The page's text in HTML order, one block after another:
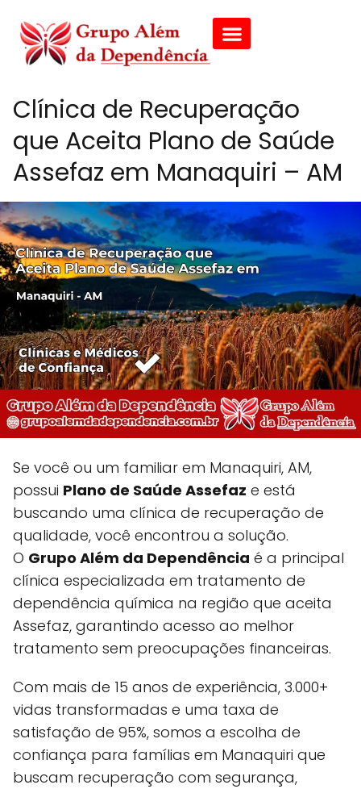
Clínica de Recuperação
que Aceita Plano de Saúde
Assefaz em Manaquiri – AM
Se você ou um familiar em Manaquiri, AM,
possui Plano de Saúde Assefaz e está
buscando uma clínica de recuperação de
qualidade, você encontrou a solução.
O Grupo Além da Dependência é a principal
clínica especializada em tratamento de
dependência química na região que aceita
Assefaz, garantindo acesso ao melhor
tratamento sem preocupações financeiras.
Com mais de 15 anos de experiência, 3.000+
vidas transformadas e uma taxa de
satisfação de 95%, somos a escolha de
confiança para famílias em Manaquiri que
buscam recuperação com segurança,